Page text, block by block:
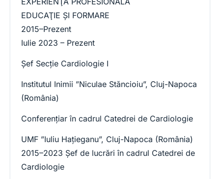
EDUCAŢIE ŞI FORMARE
2015–Prezent
Iulie 2023 – Prezent
Șef Secție Cardiologie I
Institutul Inimii ”Niculae Stăncioiu”, Cluj-Napoca
(România)
Conferențiar în cadrul Catedrei de Cardiologie
UMF ”Iuliu Hațieganu”, Cluj-Napoca (România)
2015–2023 Șef de lucrări în cadrul Catedrei de
Cardiologie